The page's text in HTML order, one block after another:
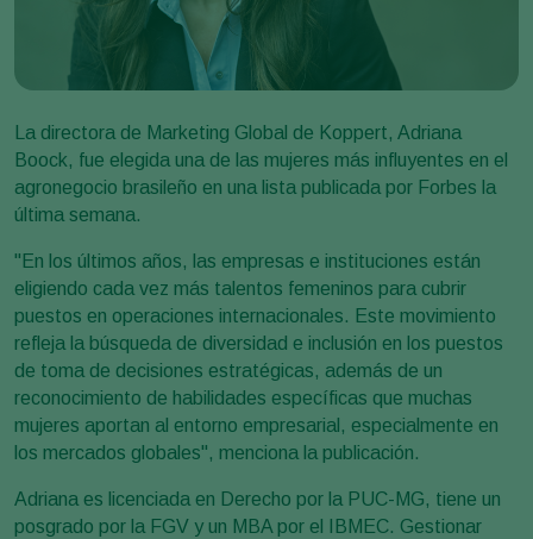
La directora de Marketing Global de Koppert, Adriana
Boock, fue elegida una de las mujeres más influyentes en el
agronegocio brasileño en una lista publicada por Forbes la
última semana.
"En los últimos años, las empresas e instituciones están
eligiendo cada vez más talentos femeninos para cubrir
puestos en operaciones internacionales. Este movimiento
refleja la búsqueda de diversidad e inclusión en los puestos
de toma de decisiones estratégicas, además de un
reconocimiento de habilidades específicas que muchas
mujeres aportan al entorno empresarial, especialmente en
los mercados globales", menciona la publicación.
Adriana es licenciada en Derecho por la PUC-MG, tiene un
posgrado por la FGV y un MBA por el IBMEC. Gestionar